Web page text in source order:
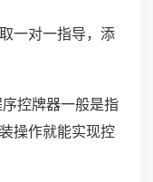
一对一指导，添
控牌器一般是指
操作就能实现控